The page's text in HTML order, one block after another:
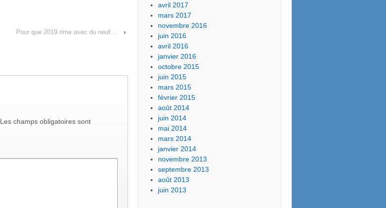
Pour que 2019 rime avec du neuf… ›
Les champs obligatoires sont
avril 2017
mars 2017
novembre 2016
juin 2016
avril 2016
janvier 2016
octobre 2015
juin 2015
mars 2015
février 2015
août 2014
juin 2014
mai 2014
mars 2014
janvier 2014
novembre 2013
septembre 2013
août 2013
juin 2013